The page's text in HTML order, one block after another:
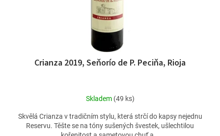
Crianza 2019, Seňorío de P. Peciňa, Rioja
Skladem (49 ks)
Skvělá Crianza v tradičním stylu, která strčí do kapsy nejednu
Reservu. Těšte se na tóny sušených švestek, ušlechtilou